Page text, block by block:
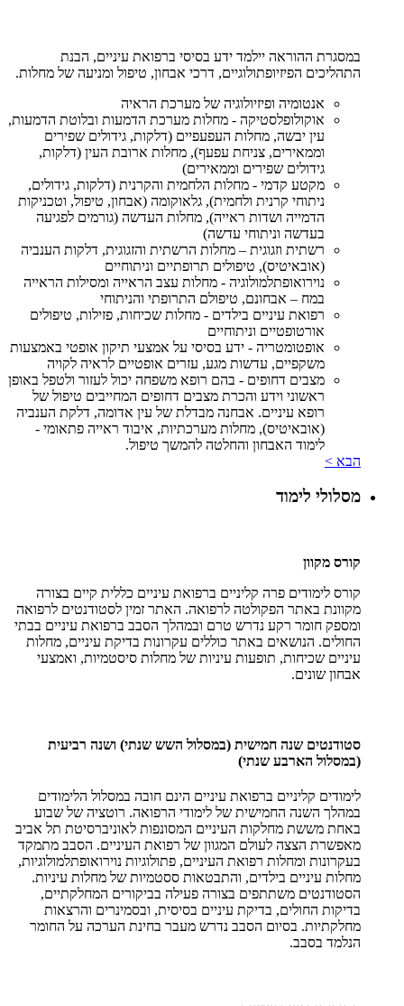
במסגרת ההוראה יילמד ידע בסיסי ברפואת עיניים, הבנת
התהליכים הפיזיופתולוגיים, דרכי אבחון, טיפול ומניעה של מחלות.
אנטומיה ופיזיולוגיה של מערכת הראיה
אוקולופלסטיקה - מחלות מערכת הדמעות ובלוטת הדמעות,
עין יבשה, מחלות העפעפיים (דלקות, גידולים שפירים
וממאירים, צניחת עפעף), מחלות ארובת העין (דלקות,
גידולים שפירים וממאירים)
מקטע קדמי - מחלות הלחמית והקרנית (דלקות, גידולים,
ניתוחי קרנית ולחמית), גלאוקומה (אבחון, טיפול, וטכניקות
הדמייה ושדות ראייה), מחלות העדשה (גורמים לפגיעה
בעדשה וניתוחי עדשה)
רשתית וזגוגית – מחלות הרשתית והזגוגית, דלקות הענביה
(אובאיטיס), טיפולים תרופתיים וניתוחיים
נוירואופתלמולוגיה - מחלות עצב הראייה ומסילות הראייה
במח – אבחונם, טיפולם התרופתי והניתוחי
רפואת עיניים בילדים - מחלות שכיחות, פזילות, טיפולים
אורטופטיים וניתוחיים
אופטומטריה - ידע בסיסי על אמצעי תיקון אופטי באמצעות
משקפיים, עדשות מגע, עזרים אופטיים לראיה לקויה
מצבים דחופים - בהם רופא משפחה יכול לעזור ולטפל באופן
ראשוני וידע והכרת מצבים דחופים המחייבים טיפול של
רופא עיניים. אבחנה מבדלת של עין אדומה, דלקת הענביה
(אובאיטיס), מחלות מערכתיות, איבוד ראייה פתאומי -
לימוד האבחון והחלטה להמשך טיפול.
הבא >
מסלולי לימוד
קורס מקוון
קורס לימודים פרה קליניים ברפואת עיניים כללית קיים בצורה
מקוונת באתר הפקולטה לרפואה. האתר זמין לסטודנטים לרפואה
ומספק חומר רקע נדרש טרם ובמהלך הסבב ברפואת עיניים בבתי
החולים. הנושאים באתר כוללים עקרונות בדיקת עיניים, מחלות
עיניים שכיחות, תופעות עיניות של מחלות סיסטמיות, ואמצעי
אבחון שונים.
סטודנטים שנה חמישית (במסלול השש שנתי) ושנה רביעית
(במסלול הארבע שנתי)
לימודים קליניים ברפואת עיניים הינם חובה במסלול הלימודים
במהלך השנה החמישית של לימודי הרפואה. רוטציה של שבוע
באחת מששת מחלקות העיניים המסונפות לאוניברסיטת תל אביב
מאפשרת הצצה לעולם המגוון של רפואת העיניים. הסבב מתמקד
בעקרונות ומחלות רפואת העיניים, פתולוגיות נוירואופתלמולוגיות,
מחלות עיניים בילדים, והתבטאות ססטמיות של מחלות עיניות.
הסטודנטים משתתפים בצורה פעילה בביקורים המחלקתיים,
בדיקות החולים, בדיקת עיניים בסיסית, ובסמינרים והרצאות
מחלקתיות. בסיום הסבב נדרש מעבר בחינת הערכה על החומר
הנלמד בסבב.